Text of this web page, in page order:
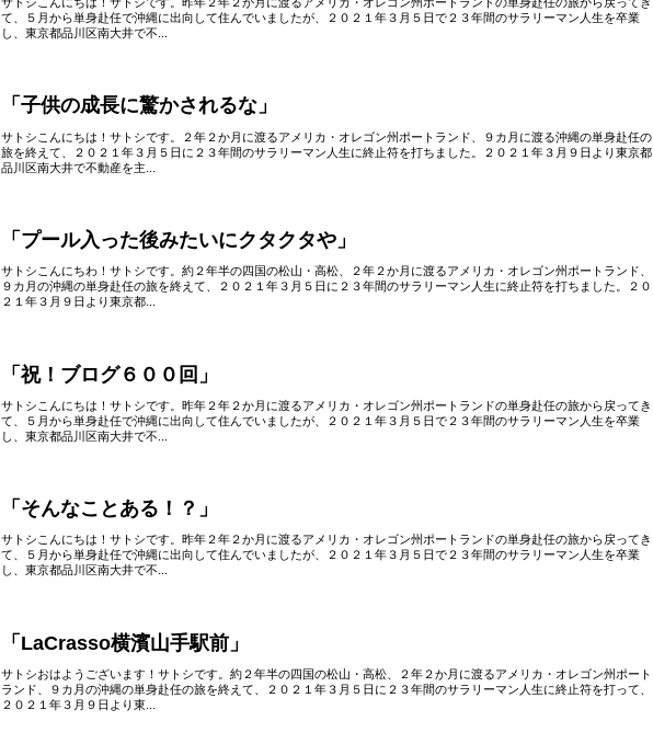
て、５月から単身赴任で沖縄に出向して住んでいましたが、２０２１年３月５日で２３年間のサラリーマン人生を卒業
し、東京都品川区南大井で不...
「子供の成長に驚かされるな」
サトシこんにちは！サトシです。２年２か月に渡るアメリカ・オレゴン州ポートランド、９カ月に渡る沖縄の単身赴任の
旅を終えて、２０２１年３月５日に２３年間のサラリーマン人生に終止符を打ちました。２０２１年３月９日より東京都
品川区南大井で不動産を主...
「プール入った後みたいにクタクタや」
サトシこんにちわ！サトシです。約２年半の四国の松山・高松、２年２か月に渡るアメリカ・オレゴン州ポートランド、
９カ月の沖縄の単身赴任の旅を終えて、２０２１年３月５日に２３年間のサラリーマン人生に終止符を打ちました。２０
２１年３月９日より東京都...
「祝！ブログ６００回」
サトシこんにちは！サトシです。昨年２年２か月に渡るアメリカ・オレゴン州ポートランドの単身赴任の旅から戻ってき
て、５月から単身赴任で沖縄に出向して住んでいましたが、２０２１年３月５日で２３年間のサラリーマン人生を卒業
し、東京都品川区南大井で不...
「そんなことある！？」
サトシこんにちは！サトシです。昨年２年２か月に渡るアメリカ・オレゴン州ポートランドの単身赴任の旅から戻ってき
て、５月から単身赴任で沖縄に出向して住んでいましたが、２０２１年３月５日で２３年間のサラリーマン人生を卒業
し、東京都品川区南大井で不...
「LaCrasso横濱山手駅前」
サトシおはようございます！サトシです。約２年半の四国の松山・高松、２年２か月に渡るアメリカ・オレゴン州ポート
ランド、９カ月の沖縄の単身赴任の旅を終えて、２０２１年３月５日に２３年間のサラリーマン人生に終止符を打って、
２０２１年３月９日より東...